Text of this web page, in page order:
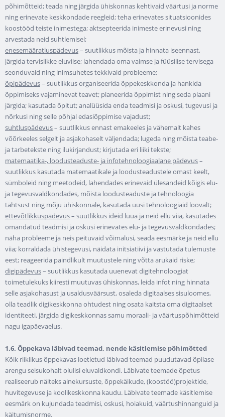
põhimõtteid; teada ning järgida ühiskonnas kehtivaid väärtusi ja norme
ning erinevate keskkondade reegleid; teha erinevates situatsioonides
koostööd teiste inimestega; aktsepteerida inimeste erinevusi ning
arvestada neid suhtlemisel;
enesemääratluspädevus– suutlikkus mõista ja hinnata iseennast,
järgida tervislikke eluviise; lahendada oma vaimse ja füüsilise tervisega
seonduvaid ning inimsuhetes tekkivaid probleeme;
õpipädevus– suutlikkus organiseerida õppekeskkonda ja hankida
õppimiseks vajaminevat teavet; planeerida õppimist ning seda plaani
järgida; kasutada õpitut; analüüsida enda teadmisi ja oskusi, tugevusi ja
nõrkusi ning selle põhjal edasiõppimise vajadust;
suhtluspädevus– suutlikkus ennast emakeeles ja vähemalt kahes
võõrkeeles selgelt ja asjakohaselt väljendada; lugeda ning mõista teabe-
ja tarbetekste ning ilukirjandust; kirjutada eri liiki tekste;
matemaatika-, loodusteaduste- ja infotehnoloogiaalane pädevus–
suutlikkus kasutada matemaatikale ja loodusteadustele omast keelt,
sümboleid ning meetodeid, lahendades erinevaid ülesandeid kõigis elu-
ja tegevusvaldkondades, mõista loodusteaduste ja tehnoloogia
tähtsust ning mõju ühiskonnale, kasutada uusi tehnoloogiaid loovalt;
ettevõtlikkuspädevus– suutlikkus ideid luua ja neid ellu viia, kasutades
omandatud teadmisi ja oskusi erinevates elu- ja tegevusvaldkondades;
näha probleeme ja neis peituvaid võimalusi, seada eesmärke ja neid ellu
viia; korraldada ühistegevusi, näidata initsiatiivi ja vastutada tulemuste
eest; reageerida paindlikult muutustele ning võtta arukaid riske;
digipädevus– suutlikkus kasutada uuenevat digitehnoloogiat
toimetulekuks kiiresti muutuvas ühiskonnas, leida infot ning hinnata
selle asjakohasust ja usaldusväärsust, osaleda digitaalses sisuloomes,
olla teadlik digikeskkonna ohtudest ning osata kaitsta oma digitaalset
identiteeti, järgida digikeskkonnas samu moraali- ja väärtuspõhimõtteid
nagu igapäevaelus.
1.6. Õppekava läbivad teemad, nende käsitlemise põhimõtted
Kõik riiklikus õppekavas loetletud läbivad teemad puudutavad õpilase
arengu seisukohalt olulisi eluvaldkondi. Läbivate teemade õpetus
realiseerub näiteks ainekursuste, õppekäikude, (koostöö)projektide,
huvitegevuse ja koolikeskkonna kaudu. Läbivate teemade käsitlemise
eesmärk on kujundada teadmisi, oskusi, hoiakuid, väärtushinnanguid ja
käitumisnorme.